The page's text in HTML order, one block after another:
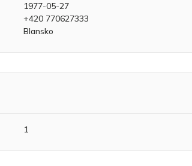
1977-05-27
+420 770627333
Blansko
1